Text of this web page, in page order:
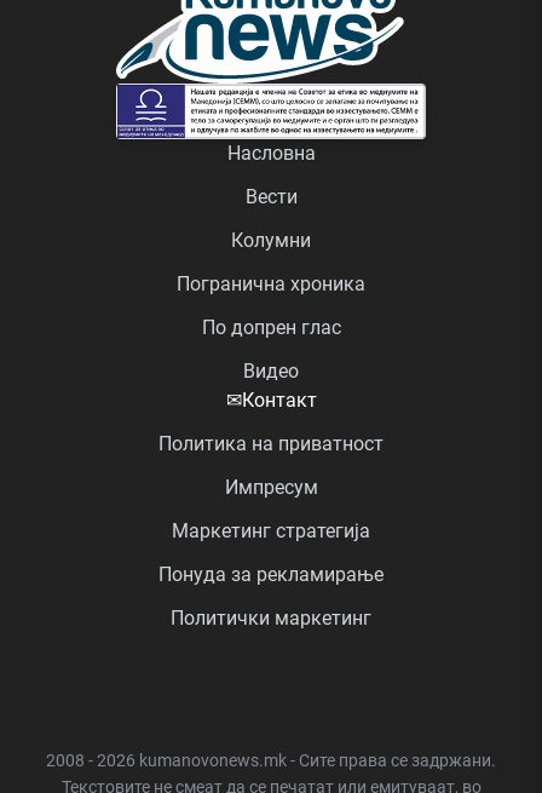
Насловна
Вести
Колумни
Погранична хроника
По допрен глас
Видео
✉Контакт
Политика на приватност
Импресум
Маркетинг стратегија
Понуда за рекламирање
Политички маркетинг
2008 - 2026 kumanovonews.mk - Сите права се задржани.
Текстовите не смеат да се печатат или емитуваат, во